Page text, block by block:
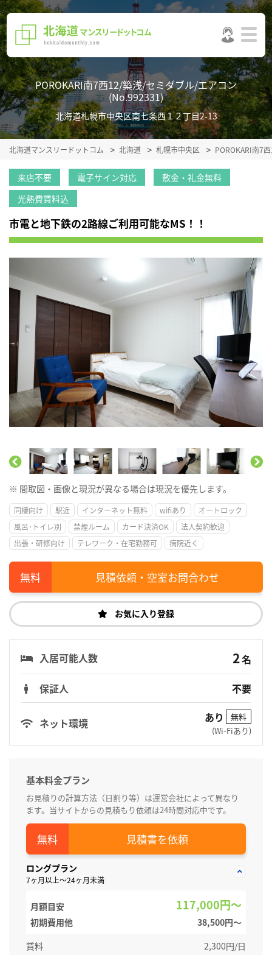
POROKARI南7西12/築浅/セミダブル/エアコン
(No.992331)
北海道札幌市中央区南七条西１２丁目2-13
北海道マンスリードットコム 北海道 札幌市中央区 POROKARI南7
来店不要 電子サイン対応
敷金・礼金無料
光熱費賃料込
市電と地下鉄の2路線ご利用可能なMS！！
※ 間取図・画像と現況が異なる場合は現況を優先します。
同棲向け 駅近 インターネット無料 wifiあり
オートロック
風呂･トイレ別
禁煙ルーム カード決済OK
法人契約歓迎
出張・研修向け
テレワーク・在宅勤務可 病院近く
見積依頼・空室お問合わせ
お気に入り登録
入居可能人数 2名
保証人
不要
ネット環境 あり
無料
(Wi-Fiあり)
基本料金プラン
お見積りの計算方法（日割り等）は運営会社によって異なり
ます。当サイトからの見積もり依頼は24時間対応中です。
見積書を依頼
ロングプラン
7ヶ月以上～24ヶ月未満
月額目安 117,000円～
初期費用他
38,500円〜
賃料
2,300円/日